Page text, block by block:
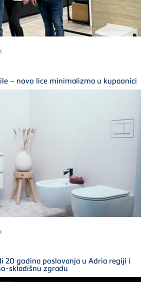
– novo lice minimalizma u kupaonici
20 godina poslovanja u Adria regiji i
skladišnu zgradu